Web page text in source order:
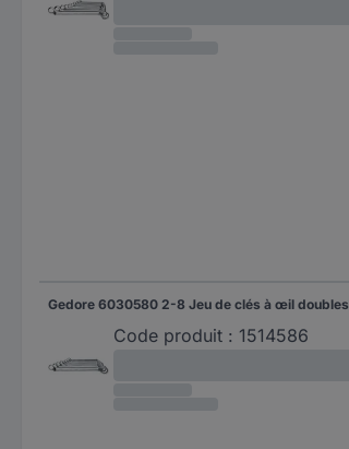
Code produit : 1514586